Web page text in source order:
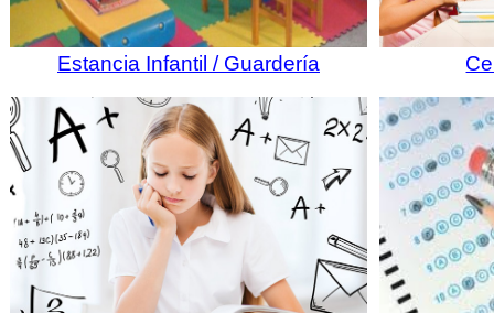
Estancia Infantil / Guardería